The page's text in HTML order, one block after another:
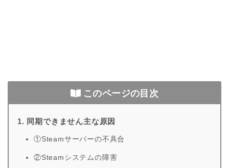
このページの目次
1. 同期できません主な原因
①Steamサーバーの不具合
②Steamシステムの障害